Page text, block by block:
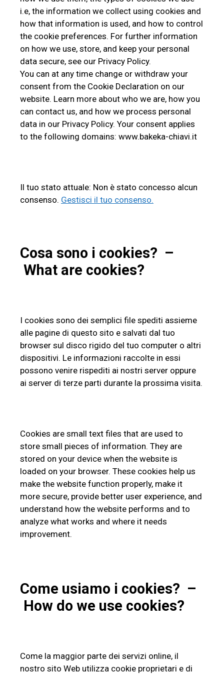
i.e, the information we collect using cookies and
how that information is used, and how to control
the cookie preferences. For further information
on how we use, store, and keep your personal
data secure, see our Privacy Policy.
You can at any time change or withdraw your
consent from the Cookie Declaration on our
website. Learn more about who we are, how you
can contact us, and how we process personal
data in our Privacy Policy. Your consent applies
to the following domains: www.bakeka-chiavi.it
Il tuo stato attuale: Non è stato concesso alcun
consenso. Gestisci il tuo consenso.
Cosa sono i cookies? –
What are cookies?
I cookies sono dei semplici file spediti assieme
alle pagine di questo sito e salvati dal tuo
browser sul disco rigido del tuo computer o altri
dispositivi. Le informazioni raccolte in essi
possono venire rispediti ai nostri server oppure
ai server di terze parti durante la prossima visita.
Cookies are small text files that are used to
store small pieces of information. They are
stored on your device when the website is
loaded on your browser. These cookies help us
make the website function properly, make it
more secure, provide better user experience, and
understand how the website performs and to
analyze what works and where it needs
improvement.
Come usiamo i cookies? –
How do we use cookies?
Come la maggior parte dei servizi online, il
nostro sito Web utilizza cookie proprietari e di